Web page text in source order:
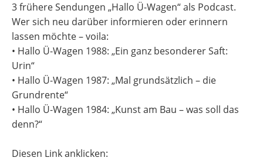
3 frühere Sendungen „Hallo Ü-Wagen“ als Podcast.
Wer sich neu darüber informieren oder erinnern
lassen möchte – voila:
• Hallo Ü-Wagen 1988: „Ein ganz besonderer Saft:
Urin“
• Hallo Ü-Wagen 1987: „Mal grundsätzlich – die
Grundrente“
• Hallo Ü-Wagen 1984: „Kunst am Bau – was soll das
denn?“
Diesen Link anklicken: